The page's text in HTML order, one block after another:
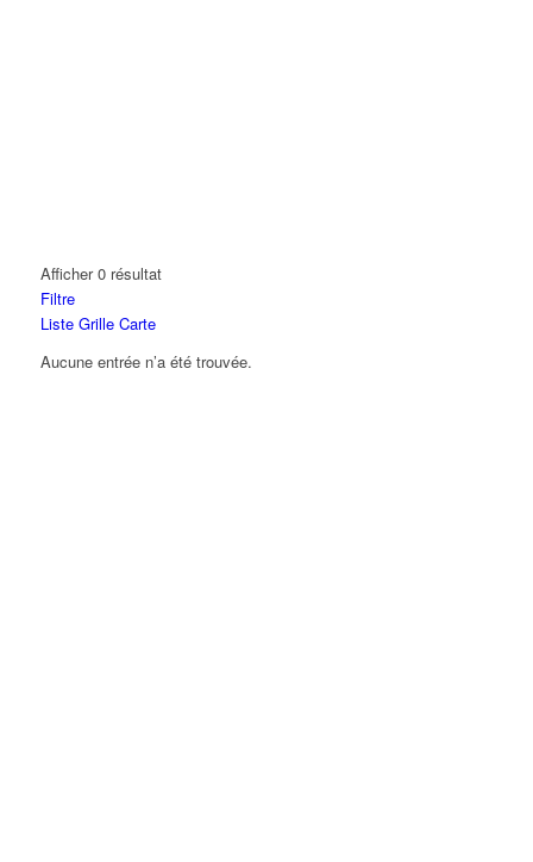
Afficher 0 résultat
Filtre
Liste Grille Carte
Aucune entrée n’a été trouvée.